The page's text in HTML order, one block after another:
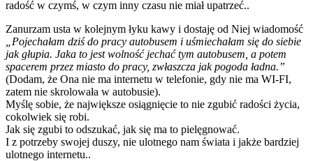
radość w czymś, w czym inny czasu nie miał upatrzeć..
Zanurzam usta w kolejnym łyku kawy i dostaję od Niej wiadomość
„Pojechałam dziś do pracy autobusem i uśmiechałam się do siebie
jak głupia. Jaka to jest wolność jechać tym autobusem, a potem
spacerem przez miasto do pracy, zwłaszcza jak pogoda ładna.”
(Dodam, że Ona nie ma internetu w telefonie, gdy nie ma WI-FI,
zatem nie skrolowała w autobusie).
Myślę sobie, że największe osiągnięcie to nie zgubić radości życia,
cokolwiek się robi.
Jak się zgubi to odszukać, jak się ma to pielęgnować.
I z potrzeby swojej duszy, nie ulotnego nam świata i jakże bardziej
ulotnego internetu..